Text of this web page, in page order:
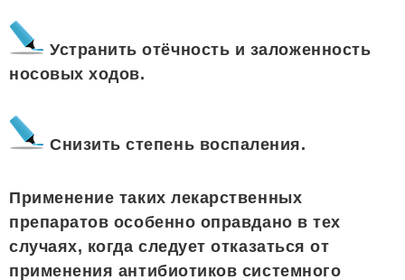
Устранить отёчность и заложенность
носовых ходов.
Снизить степень воспаления.
Применение таких лекарственных
препаратов особенно оправдано в тех
случаях, когда следует отказаться от
применения антибиотиков системного